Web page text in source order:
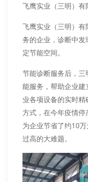
飞鹰实业（三明）有
飞鹰实业（三明）
务的企业，诊断中
定节能空间。
节能诊断服务后，
能服务，帮助企业
业各项设备的实时
方式，在今年疫情
为企业节省了约10
过高的大难题。